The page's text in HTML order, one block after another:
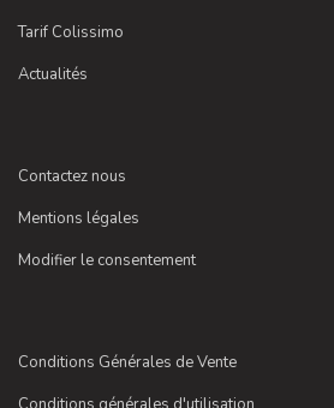
Tarif Colissimo
Actualités
Contactez nous
Mentions légales
Modifier le consentement
Conditions Générales de Vente